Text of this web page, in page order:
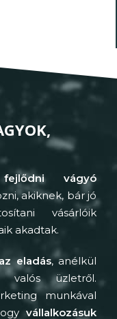
fejlődni vágyó
akiknek, bár jó
vásárlóik
akadtak.
eladás, anélkül
valós üzletről.
munkával
vállalkozásuk